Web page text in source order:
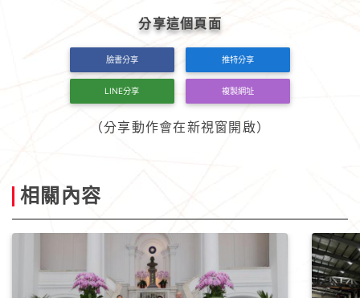
分享這個頁面
臉書分享 推特分享
LINE分享 複製網址
（分享動作會在新視窗開啟）
相關內容